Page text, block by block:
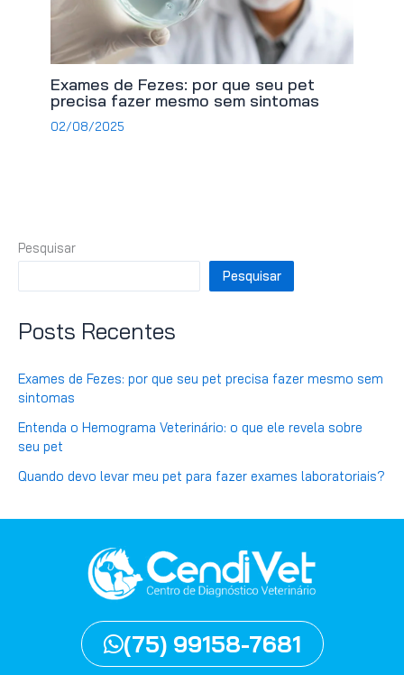
Exames de Fezes: por que seu pet
precisa fazer mesmo sem sintomas
02/08/2025
Pesquisar
Pesquisar
Posts Recentes
Exames de Fezes: por que seu pet precisa fazer mesmo sem
sintomas
Entenda o Hemograma Veterinário: o que ele revela sobre
seu pet
Quando devo levar meu pet para fazer exames laboratoriais?
(75) 99158-7681